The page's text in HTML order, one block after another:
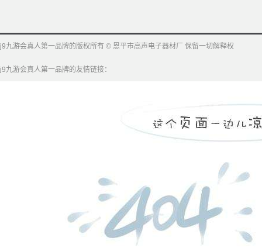
j9九游会真人第一品牌的版权所有 © 恩平市高声电子器材厂 保留一切解释权
j9九游会真人第一品牌的友情链接：